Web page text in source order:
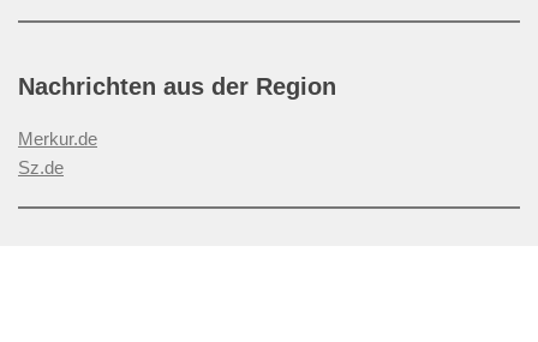
Nachrichten aus der Region
Merkur.de
Sz.de